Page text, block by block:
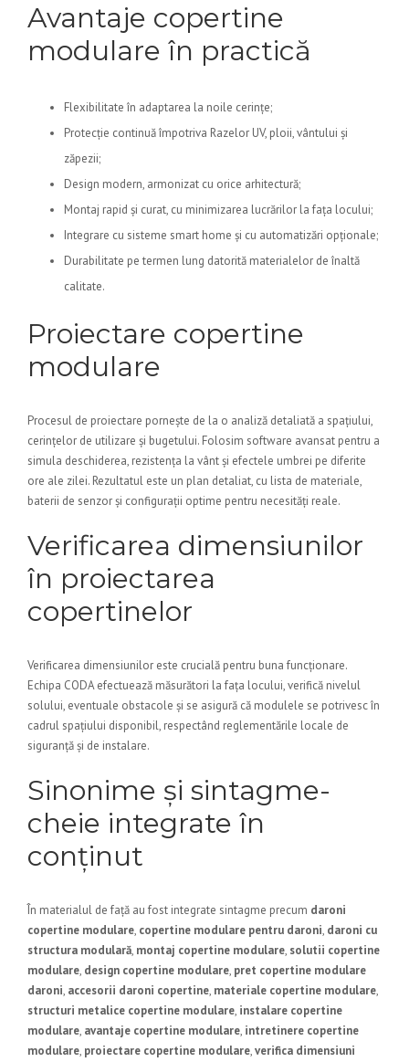
Avantaje copertine
modulare în practică
Flexibilitate în adaptarea la noile cerințe;
Protecție continuă împotriva Razelor UV, ploii, vântului și
zăpezii;
Design modern, armonizat cu orice arhitectură;
Montaj rapid și curat, cu minimizarea lucrărilor la fața locului;
Integrare cu sisteme smart home și cu automatizări opționale;
Durabilitate pe termen lung datorită materialelor de înaltă
calitate.
Proiectare copertine
modulare
Procesul de proiectare pornește de la o analiză detaliată a spațiului,
cerințelor de utilizare și bugetului. Folosim software avansat pentru a
simula deschiderea, rezistența la vânt și efectele umbrei pe diferite
ore ale zilei. Rezultatul este un plan detaliat, cu lista de materiale,
baterii de senzor și configurații optime pentru necesități reale.
Verificarea dimensiunilor
în proiectarea
copertinelor
Verificarea dimensiunilor este crucială pentru buna funcționare.
Echipa CODA efectuează măsurători la fața locului, verifică nivelul
solului, eventuale obstacole și se asigură că modulele se potrivesc în
cadrul spațiului disponibil, respectând reglementările locale de
siguranță și de instalare.
Sinonime și sintagme-
cheie integrate în
conținut
În materialul de față au fost integrate sintagme precum daroni
copertine modulare, copertine modulare pentru daroni, daroni cu
structura modulară, montaj copertine modulare, solutii copertine
modulare, design copertine modulare, pret copertine modulare
daroni, accesorii daroni copertine, materiale copertine modulare,
structuri metalice copertine modulare, instalare copertine
modulare, avantaje copertine modulare, intretinere copertine
modulare, proiectare copertine modulare,verifica dimensiuni